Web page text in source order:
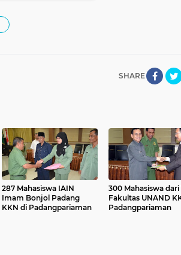
SHARE
287 Mahasiswa IAIN
Imam Bonjol Padang
KKN di Padangpariaman
300 Mahasiswa dari
Fakultas UNAND
Padangpariaman